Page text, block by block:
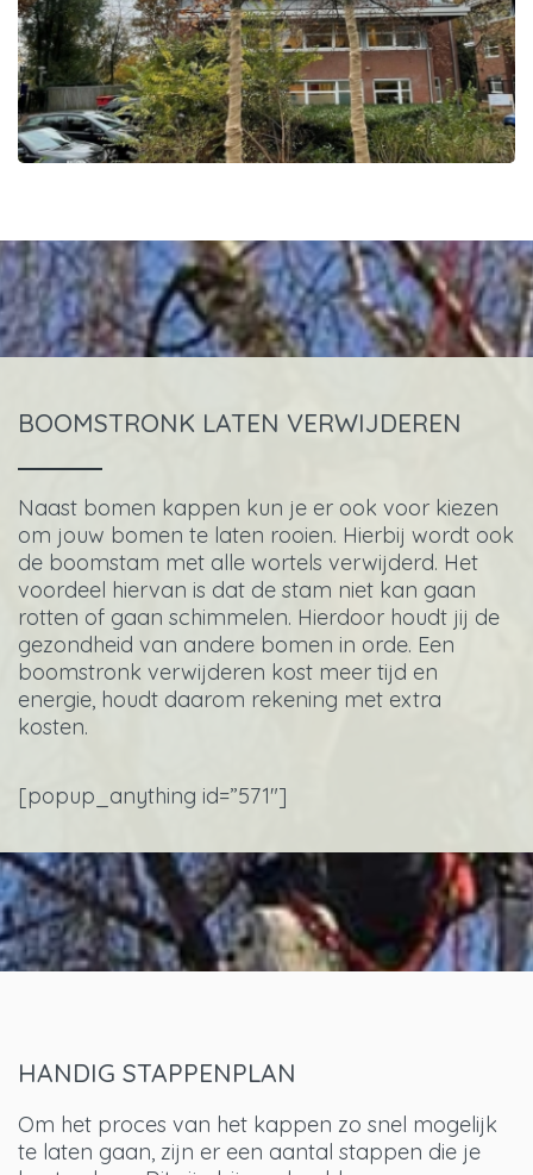
BOOMSTRONK LATEN VERWIJDEREN
Naast bomen kappen kun je er ook voor kiezen
om jouw bomen te laten rooien. Hierbij wordt ook
de boomstam met alle wortels verwijderd. Het
voordeel hiervan is dat de stam niet kan gaan
rotten of gaan schimmelen. Hierdoor houdt jij de
gezondheid van andere bomen in orde. Een
boomstronk verwijderen kost meer tijd en
energie, houdt daarom rekening met extra
kosten.
[popup_anything id=”571″]
HANDIG STAPPENPLAN
Om het proces van het kappen zo snel mogelijk
te laten gaan, zijn er een aantal stappen die je